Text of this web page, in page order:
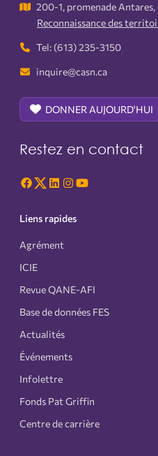
200-1, promenade
Reconnaissance des
Tel: (613) 235-3150
inquire@casn.ca
DONNER AUJOURD'HUI
Restez en contact
Liens rapides
Agrément
ICIE
Revue QANE-AFI
Base de données FES
Actualités
Événements
Infolettre
Fonds Pat Griffin
Centre de carrière